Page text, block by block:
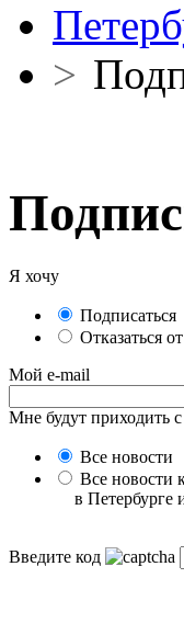
>
Я хочу
Подписаться
Отказаться
Мой e-mail
Мне будут приходить
Все новости
Все новости
в Петербурге
Введите код